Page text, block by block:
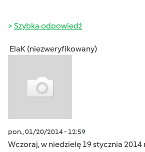
Szybka odpowiedź
ElaK (niezweryfikowany)
pon., 01/20/2014 - 12:59
Wczoraj, w niedzielę 19 stycznia 2014